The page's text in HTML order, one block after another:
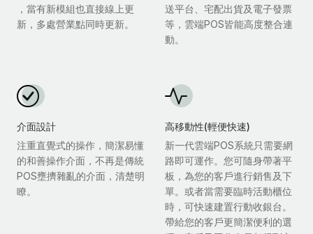
，當有新模組也直接線上更
新，多處營業點同時更新。
送平台、宅配出貨及電子發票
等，雲端POS皆能高度整合連
動。
介面設計
注重直覺式的操作，簡潔易懂
的和善操作介面，不再是傳統
POS壅擠雜亂的介面，清楚明
瞭。
高移動性(輕便快速)
新一代雲端POS系統只需要網
路即可運作。您可隨身帶著平
板，為您的客戶進行銷售及下
單。或者當需要臨時活動櫃位
時，可快速建置行動收銀台。
帶給您的客戶更簡潔便利的選